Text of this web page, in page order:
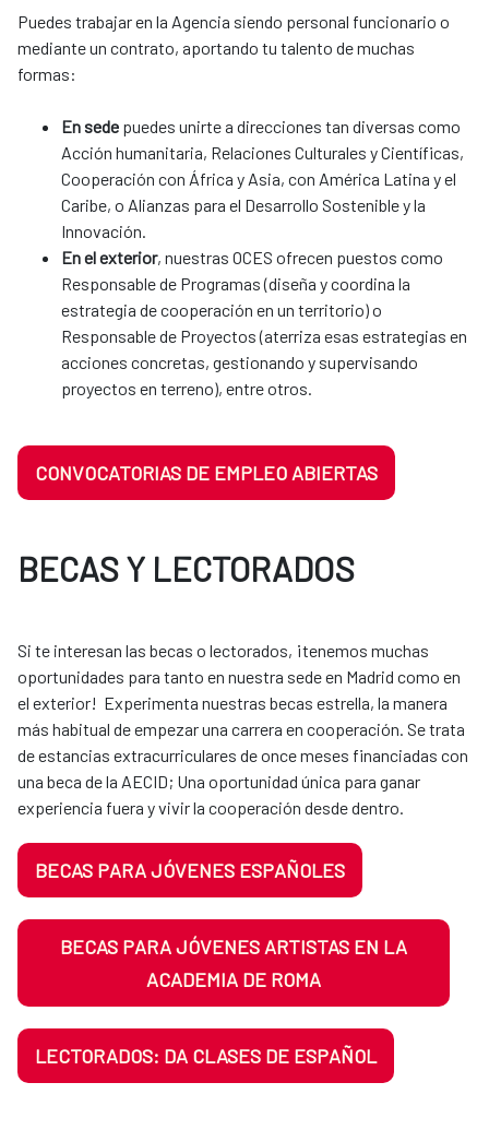
Puedes trabajar en la Agencia siendo personal funcionario o
mediante un contrato, aportando tu talento de muchas
formas:
En sede puedes unirte a direcciones tan diversas como
Acción humanitaria, Relaciones Culturales y Científicas,
Cooperación con África y Asia, con América Latina y el
Caribe, o Alianzas para el Desarrollo Sostenible y la
Innovación.
En el exterior, nuestras OCES ofrecen puestos como
Responsable de Programas (diseña y coordina la
estrategia de cooperación en un territorio) o
Responsable de Proyectos (aterriza esas estrategias en
acciones concretas, gestionando y supervisando
proyectos en terreno), entre otros.
CONVOCATORIAS DE EMPLEO ABIERTAS
BECAS Y LECTORADOS
Si te interesan las becas o lectorados, ¡tenemos muchas
oportunidades para tanto en nuestra sede en Madrid como en
el exterior! Experimenta nuestras becas estrella, la manera
más habitual de empezar una carrera en cooperación. Se trata
de estancias extracurriculares de once meses financiadas con
una beca de la AECID; Una oportunidad única para ganar
experiencia fuera y vivir la cooperación desde dentro.
BECAS PARA JÓVENES ESPAÑOLES
BECAS PARA JÓVENES ARTISTAS EN LA
ACADEMIA DE ROMA
LECTORADOS: DA CLASES DE ESPAÑOL